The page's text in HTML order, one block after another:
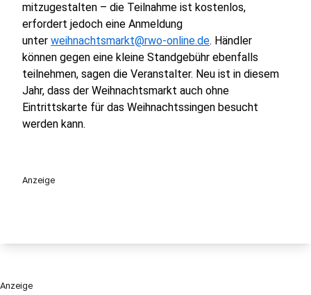
mitzugestalten – die Teilnahme ist kostenlos,
erfordert jedoch eine Anmeldung
unter weihnachtsmarkt@rwo-online.de. Händler
können gegen eine kleine Standgebühr ebenfalls
teilnehmen, sagen die Veranstalter. Neu ist in diesem
Jahr, dass der Weihnachtsmarkt auch ohne
Eintrittskarte für das Weihnachtssingen besucht
werden kann.
Anzeige
Anzeige